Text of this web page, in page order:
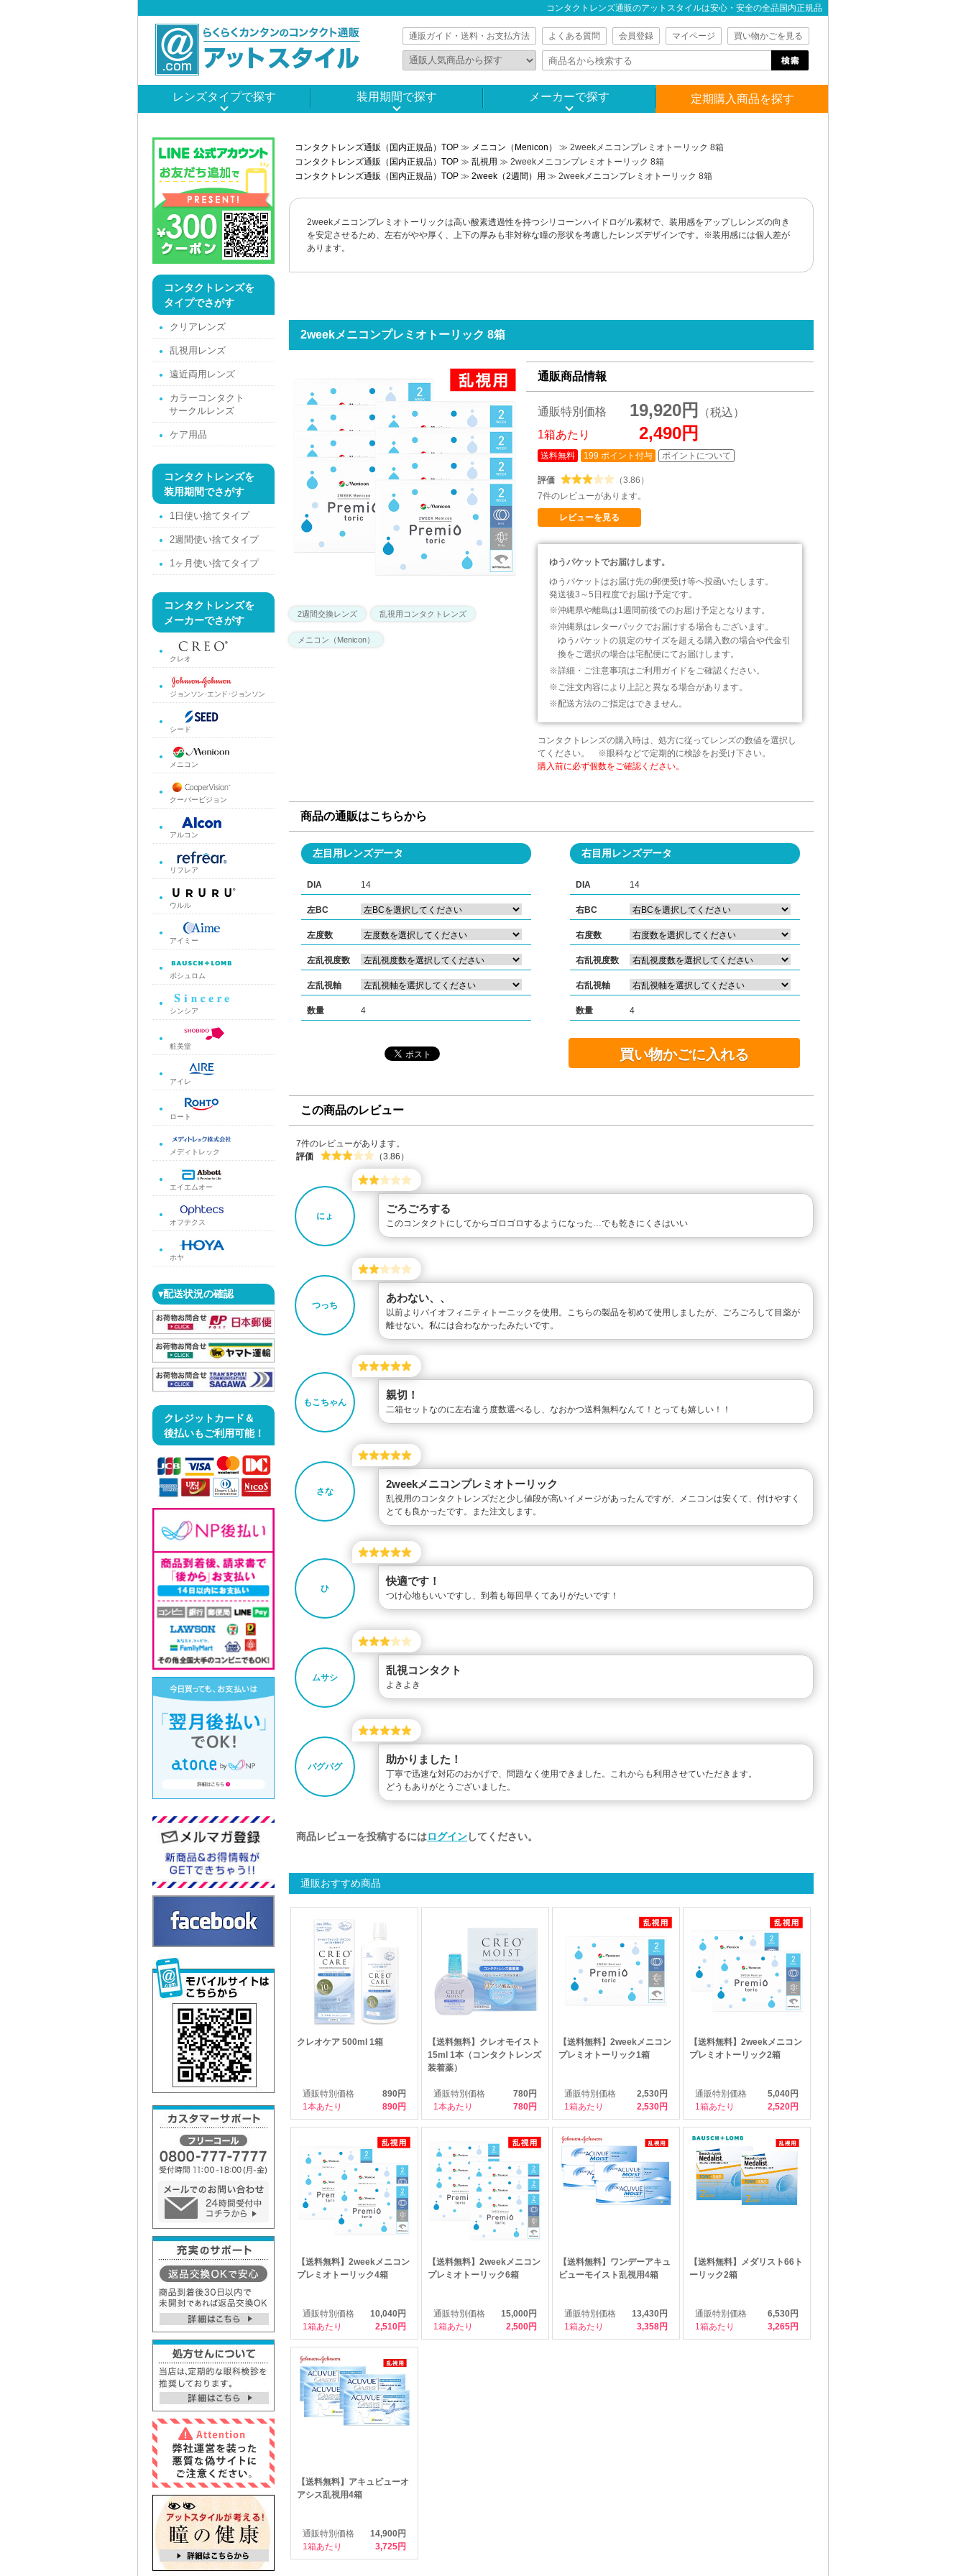
コンタクトレンズ通販のアットスタイルは安心・安全の全品国内正規品
通販ガイド・送料・お支払方法 よくある質問 会員登録 マイページ 買い物かごを見る
レンズタイプで探す 装用期間で探す メーカーで探す 定期購入商品を探す
コンタクトレンズ通販（国内正規品）TOP ≫ メニコン（Menicon）
≫ 2weekメニコンプレミオトーリック 8箱
コンタクトレンズ通販（国内正規品）TOP ≫ 乱視用 ≫ 2weekメニコンプレミオトーリック 8箱
コンタクトレンズ通販（国内正規品）TOP ≫ 2week（2週間）用 ≫ 2weekメニコンプレミオトーリック 8箱
2weekメニコンプレミオトーリックは高い酸素透過性を持つシリコーンハイドロゲル素材で、装用感をアップしレンズの向き
を安定させるため、左右がやや厚く、上下の厚みも非対称な瞳の形状を考慮したレンズデザインです。※装用感には個人差が
あります。
2weekメニコンプレミオトーリック 8箱
2週間交換レンズ 乱視用コンタクトレンズ
メニコン（Menicon）
通販商品情報
通販特別価格 19,920円
1箱あたり 2,490円
送料無料 199 ポイント付与 ポイントについて
評価
（3.86）
7件のレビューがあります。
レビューを見る
ゆうパケットでお届けします。
ゆうパケットはお届け先の郵便受け等へ投函いたします。
発送後3～5日程度でお届け予定です。
沖縄県や離島は1週間前後でのお届け予定となります。
沖縄県はレターパックでお届けする場合もございます。
ゆうパケットの規定のサイズを超える購入数の場合や代金引
換をご選択の場合は宅配便にてお届けします。
詳細・ご注意事項はご利用ガイドをご確認ください。
ご注文内容により上記と異なる場合があります。
配送方法のご指定はできません。
コンタクトレンズの購入時は、処方に従ってレンズの数値を選択し
てください。 ※眼科などで定期的に検診をお受け下さい。
購入前に必ず個数をご確認ください。
商品の通販はこちらから
左目用レンズデータ
DIA 14
左BC
左度数
左乱視度数
左乱視軸
数量 4
右目用レンズデータ
DIA 14
右BC
右度数
右乱視度数
右乱視軸
数量 4
買い物かごに入れる
この商品のレビュー
7件のレビューがあります。
評価
（3.86）
にょ
ごろごろする
このコンタクトにしてからゴロゴロするようになった…でも乾きにくさはいい
つっち
あわない、、
以前よりバイオフィニティトーニックを使用。こちらの製品を初めて使用しましたが、ごろごろして目薬が
離せない。私には合わなかったみたいです。
もこちゃん
親切！
二箱セットなのに左右違う度数選べるし、なおかつ送料無料なんて！とっても嬉しい！！
さな
2weekメニコンプレミオトーリック
乱視用のコンタクトレンズだと少し値段が高いイメージがあったんですが、メニコンは安くて、付けやすく
とても良かったです。また注文します。
ひ
快適です！
つけ心地もいいですし、到着も毎回早くてありがたいです！
ムサシ
乱視コンタクト
よきよき
パグパグ
助かりました！
丁寧で迅速な対応のおかげで、問題なく使用できました。これからも利用させていただきます。
どうもありがとうございました。
商品レビューを投稿するにはログインしてください。
通販おすすめ商品
クレオケア 500ml 1箱
通販特別価格
890円
1本あたり
890
【送料無料】クレオモイスト
15ml 1本（コンタクトレンズ
装着薬）
通販特別価格
780円
1本あたり
780
【送料無料】2weekメニコン
プレミオトーリック1箱
通販特別価格
2,530円
1箱あたり
2,530
【送料無料】2weekメニコン
プレミオトーリック2箱
通販特別価格
5,040円
1箱あたり
2,520
【送料無料】2weekメニコン
プレミオトーリック4箱
通販特別価格
10,040円
1箱あたり
2,510
【送料無料】2weekメニコン
プレミオトーリック6箱
通販特別価格
15,000円
1箱あたり
2,500
【送料無料】ワンデーアキュ
ビューモイスト乱視用4箱
通販特別価格
13,430円
1箱あたり
3,358
【送料無料】メダリスト66ト
ーリック2箱
通販特別価格
6,530円
1箱あたり
3,265
【送料無料】アキュビューオ
アシス乱視用4箱
通販特別価格
14,900円
1箱あたり
3,725
コンタクトレンズを
タイプでさがす
クリアレンズ
乱視用レンズ
遠近両用レンズ
カラーコンタクト
サークルレンズ
ケア用品
コンタクトレンズを
装用期間でさがす
1日使い捨てタイプ
2週間使い捨てタイプ
1ヶ月使い捨てタイプ
コンタクトレンズを
メーカーでさがす
クレオ
ジョンソン･エンド･ジョンソン
シード
メニコン
クーパービジョン
アルコン
リフレア
ウルル
アイミー
ボシュロム
シンシア
粧美堂
アイレ
ロート
メディトレック
エイエムオー
オフテクス
ホヤ
▾配送状況の確認
クレジットカード＆
後払いもご利用可能！